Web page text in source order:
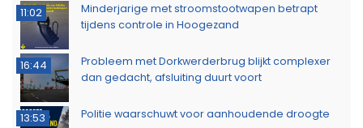
11:02
Minderjarige met stroomstootwapen betrapt
tijdens controle in Hoogezand
16:44
Probleem met Dorkwerderbrug blijkt complexer
dan gedacht, afsluiting duurt voort
13:53 Politie waarschuwt voor aanhoudende droogte